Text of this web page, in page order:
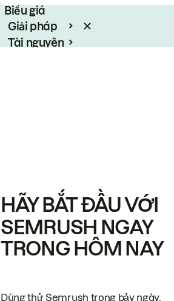
Biểu giá
Giải pháp
Tài nguyên
HÃY BẮT ĐẦU VỚI
SEMRUSH NGAY
TRONG HÔM NAY
Dùng thử Semrush trong bảy ngày.